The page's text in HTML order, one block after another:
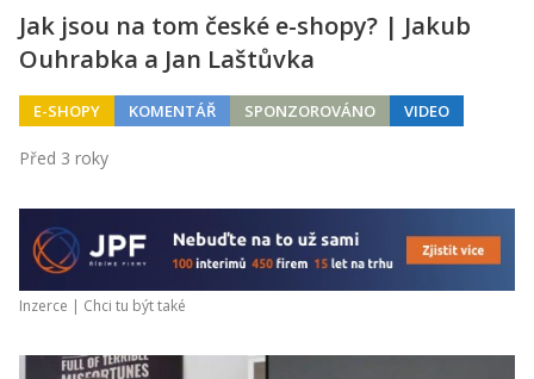
Jak jsou na tom české e-shopy? | Jakub
Ouhrabka a Jan Laštůvka
E-SHOPY KOMENTÁŘ SPONZOROVÁNO VIDEO
Před 3 roky
Inzerce | Chci tu být také